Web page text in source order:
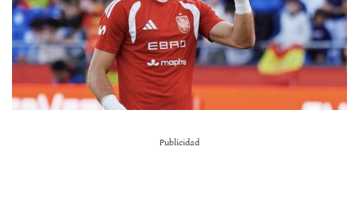
Publicidad